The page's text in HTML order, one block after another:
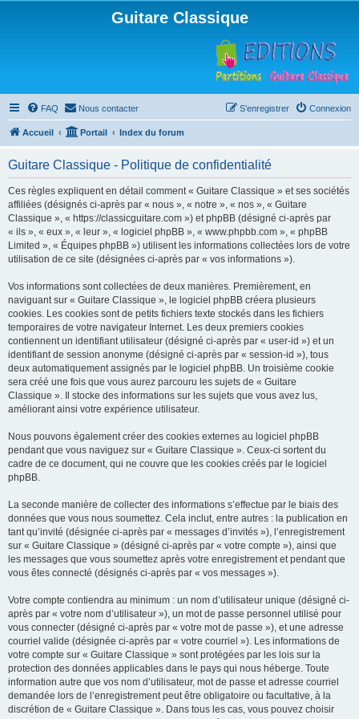
Guitare Classique
FAQ Nous contacter Connexion
S’enregistrer
Accueil Portail Index du forum
Guitare Classique - Politique de confidentialité
Ces règles expliquent en détail comment « Guitare Classique » et ses sociétés
affiliées (désignés ci-après par « nous », « notre », « nos », « Guitare
Classique », « https://classicguitare.com ») et phpBB (désigné ci-après par
« ils », « eux », « leur », « logiciel phpBB », « www.phpbb.com », « phpBB
Limited », « Équipes phpBB ») utilisent les informations collectées lors de votre
utilisation de ce site (désignées ci-après par « vos informations »).
Vos informations sont collectées de deux manières. Premièrement, en
naviguant sur « Guitare Classique », le logiciel phpBB créera plusieurs
cookies. Les cookies sont de petits fichiers texte stockés dans les fichiers
temporaires de votre navigateur Internet. Les deux premiers cookies
contiennent un identifiant utilisateur (désigné ci-après par « user-id ») et un
identifiant de session anonyme (désigné ci-après par « session-id »), tous
deux automatiquement assignés par le logiciel phpBB. Un troisième cookie
sera créé une fois que vous aurez parcouru les sujets de « Guitare
Classique ». Il stocke des informations sur les sujets que vous avez lus,
améliorant ainsi votre expérience utilisateur.
Nous pouvons également créer des cookies externes au logiciel phpBB
pendant que vous naviguez sur « Guitare Classique ». Ceux-ci sortent du
cadre de ce document, qui ne couvre que les cookies créés par le logiciel
phpBB.
La seconde manière de collecter des informations s’effectue par le biais des
données que vous nous soumettez. Cela inclut, entre autres : la publication en
tant qu’invité (désignée ci-après par « messages d’invités »), l’enregistrement
sur « Guitare Classique » (désigné ci-après par « votre compte »), ainsi que
les messages que vous soumettez après votre enregistrement et pendant que
vous êtes connecté (désignés ci-après par « vos messages »).
Votre compte contiendra au minimum : un nom d’utilisateur unique (désigné ci-
après par « votre nom d’utilisateur »), un mot de passe personnel utilisé pour
vous connecter (désigné ci-après par « votre mot de passe »), et une adresse
courriel valide (désignée ci-après par « votre courriel »). Les informations de
votre compte sur « Guitare Classique » sont protégées par les lois sur la
protection des données applicables dans le pays qui nous héberge. Toute
information autre que vos nom d’utilisateur, mot de passe et adresse courriel
demandée lors de l’enregistrement peut être obligatoire ou facultative, à la
discrétion de « Guitare Classique ». Dans tous les cas, vous pouvez choisir